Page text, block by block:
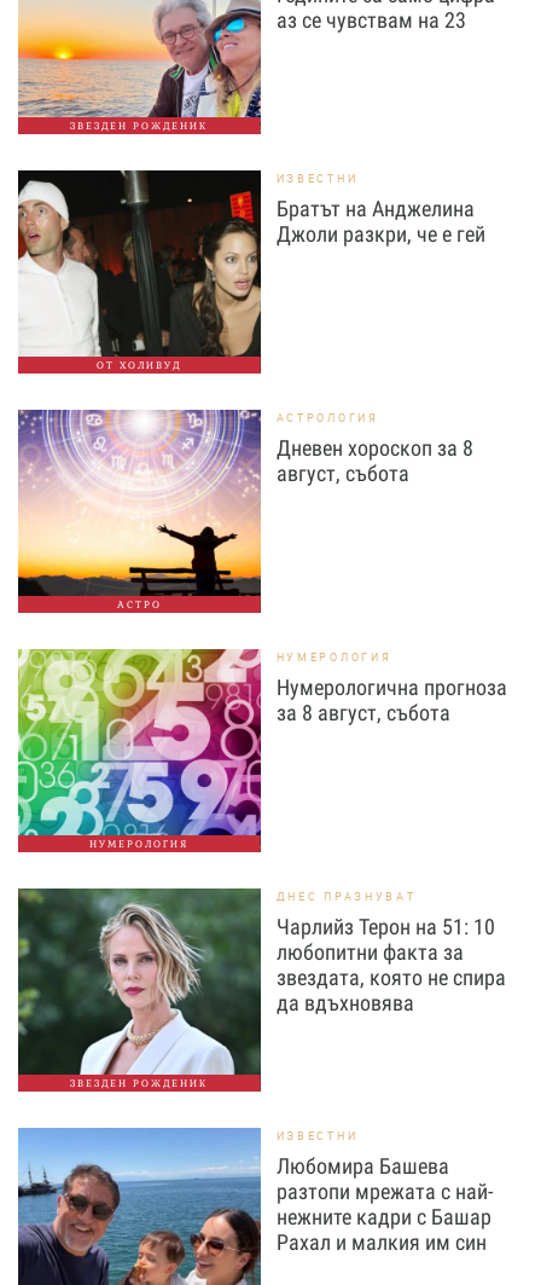
ЗВЕЗДЕН РОЖДЕНИК
аз се чувствам на 23
ОТ ХОЛИВУД
ИЗВЕСТНИ
Братът на Анджелина
Джоли разкри, че е гей
АСТРО
АСТРОЛОГИЯ
Дневен хороскоп за 8
август, събота
НУМЕРОЛОГИЯ
НУМЕРОЛОГИЯ
Нумерологична прогноза
за 8 август, събота
ЗВЕЗДЕН РОЖДЕНИК
ДНЕС ПРАЗНУВАТ
Чарлийз Терон на 51: 10
любопитни факта за
звездата, която не спира
да вдъхновява
ИЗВЕСТНИ
Любомира Башева
разтопи мрежата с най-
нежните кадри с Башар
Рахал и малкия им син